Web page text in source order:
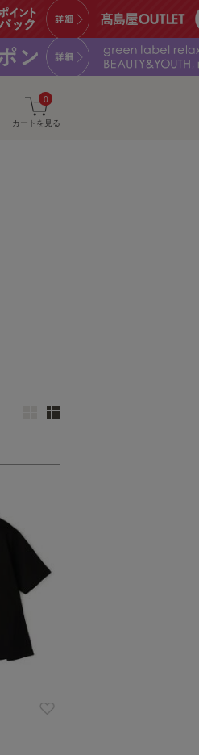
カートを見る
0